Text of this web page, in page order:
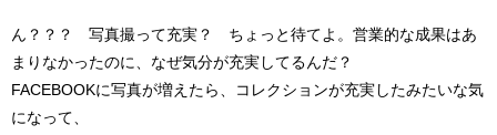
ん？？？ 写真撮って充実？ ちょっと待てよ。営業的な成果はあ
まりなかったのに、なぜ気分が充実してるんだ？
FACEBOOKに写真が増えたら、コレクションが充実したみたいな気
になって、